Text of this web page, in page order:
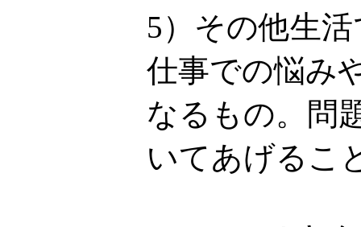
5）その他生
仕事での悩み
なるもの。問
いてあげるこ